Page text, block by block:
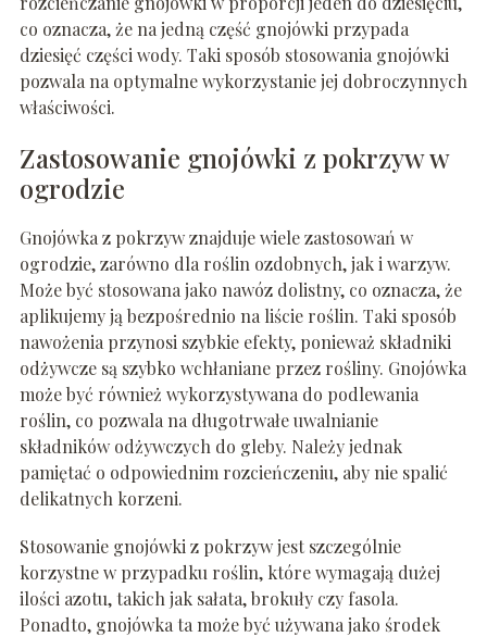
co oznacza, że na jedną część gnojówki przypada
dziesięć części wody. Taki sposób stosowania gnojówki
pozwala na optymalne wykorzystanie jej dobroczynnych
właściwości.
Zastosowanie gnojówki z pokrzyw w
ogrodzie
Gnojówka z pokrzyw znajduje wiele zastosowań w
ogrodzie, zarówno dla roślin ozdobnych, jak i warzyw.
Może być stosowana jako nawóz dolistny, co oznacza, że
aplikujemy ją bezpośrednio na liście roślin. Taki sposób
nawożenia przynosi szybkie efekty, ponieważ składniki
odżywcze są szybko wchłaniane przez rośliny. Gnojówka
może być również wykorzystywana do podlewania
roślin, co pozwala na długotrwałe uwalnianie
składników odżywczych do gleby. Należy jednak
pamiętać o odpowiednim rozcieńczeniu, aby nie spalić
delikatnych korzeni.
Stosowanie gnojówki z pokrzyw jest szczególnie
korzystne w przypadku roślin, które wymagają dużej
ilości azotu, takich jak sałata, brokuły czy fasola.
Ponadto, gnojówka ta może być używana jako środek